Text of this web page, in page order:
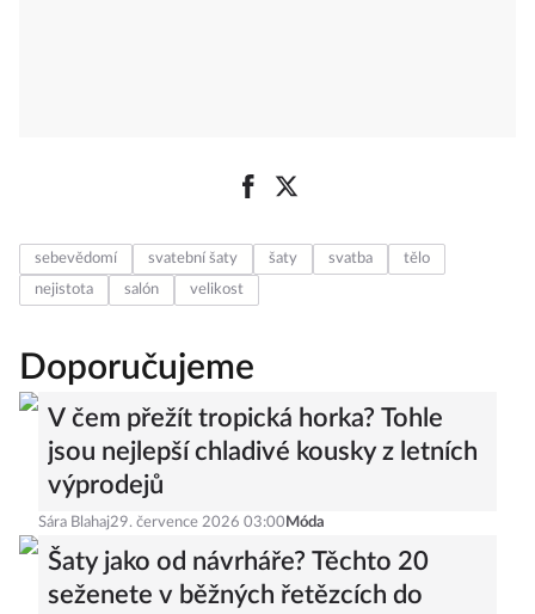
sebevědomí svatební šaty šaty svatba
tělo
nejistota
salón velikost
Doporučujeme
V čem přežít tropická horka? Tohle
jsou nejlepší chladivé kousky z letních
výprodejů
Sára Blahaj29. července 2026 03:00 Móda
Šaty jako od návrháře? Těchto 20
seženete v běžných řetězcích do